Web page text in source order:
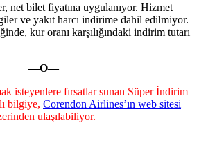
net bilet fiyatına uygulanıyor. Hizmet
ve yakıt harcı indirime dahil edilmiyor.
kur oranı karşılığındaki indirim tutarı
—O—
isteyenlere fırsatlar sunan Süper İndirim
bilgiye, Corendon Airlines’ın web sitesi
ulaşılabiliyor.